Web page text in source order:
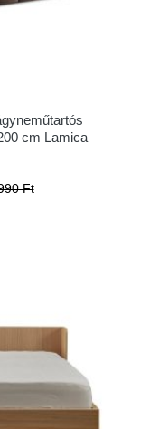
cm Lamica –
Ft